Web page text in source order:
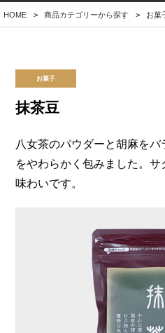
HOME > 商品カテゴリーから探す > お菓
お菓子
抹茶豆
八女茶のパウダーと胡麻を
をやわらかく包みました。
味わいです。